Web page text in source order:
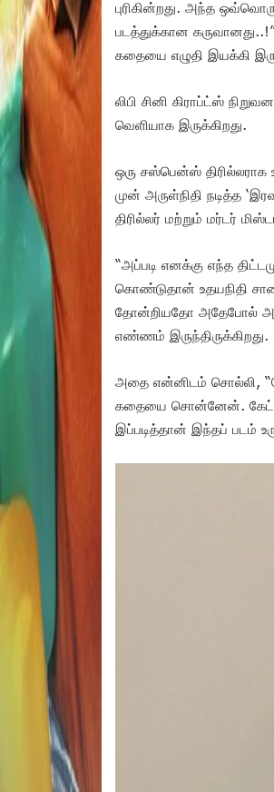
புரிகின்றது. அந்த
படத்துக்கான
கதையை எழுதி இயக்கி
லிபி சினி கிராப்ட்ஸ்
வெளியாக இருக்கிறது.
ஒரு சஸ்பென்ஸ்
முன் அருள்நிதி நடித்த
திரில்லர் மற்றும் மர்டர்
“அப்படி எனக்கு எந்த
கொண்டுதான் உதயநிதி
தோன்றியதோ அதேபோல்
எண்ணம் இருந்திருக்கிறது.
அதை என்னிடம் சொல்லி,
கதையை சொன்னேன்.
இப்படித்தான் இந்தப் படம்